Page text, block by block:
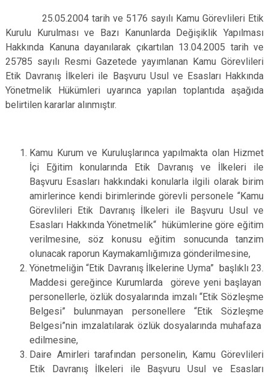
25.05.2004 tarih ve 5176 sayılı Kamu Görevlileri Etik
Kurulu Kurulması ve Bazı Kanunlarda Değişiklik Yapılması
Hakkında Kanuna dayanılarak çıkartılan 13.04.2005 tarih ve
25785 sayılı Resmi Gazetede yayımlanan Kamu Görevlileri
Etik Davranış İlkeleri ile Başvuru Usul ve Esasları Hakkında
Yönetmelik Hükümleri uyarınca yapılan toplantıda aşağıda
belirtilen kararlar alınmıştır.
Kamu Kurum ve Kuruluşlarınca yapılmakta olan Hizmet
İçi Eğitim konularında Etik Davranış ve İlkeleri ile
Başvuru Esasları hakkındaki konularla ilgili olarak birim
amirlerince kendi birimlerinde görevli personele “Kamu
Görevlileri Etik Davranış İlkeleri ile Başvuru Usul ve
Esasları Hakkında Yönetmelik“ hükümlerine göre eğitim
verilmesine, söz konusu eğitim sonucunda tanzim
olunacak raporun Kaymakamlığımıza gönderilmesine,
Yönetmeliğin “Etik Davranış İlkelerine Uyma” başlıklı 23.
Maddesi gereğince Kurumlarda göreve yeni başlayan
personellerle, özlük dosyalarında imzalı “Etik Sözleşme
Belgesi” bulunmayan personellere “Etik Sözleşme
Belgesi”nin imzalatılarak özlük dosyalarında muhafaza
edilmesine,
Daire Amirleri tarafından personelin, Kamu Görevlileri
Etik Davranış İlkeleri ile Başvuru Usul ve Esasları